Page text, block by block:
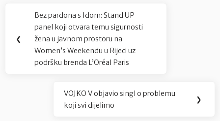
Navigacija
objava
❮
Previous
Post:
Bez pardona s Idom: Stand UP
panel koji otvara temu sigurnosti
žena u javnom prostoru na
Women’s Weekendu u Rijeci uz
podršku brenda L’Oréal Paris
Next
Post:
VOJKO V objavio singl o problemu
koji svi dijelimo
❯